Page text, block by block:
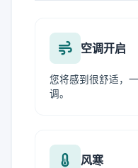
空调开启
您将感到很舒适，
调。
风寒